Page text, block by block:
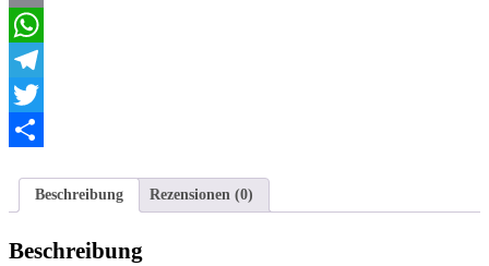
Email
WhatsApp
Telegram
Twitter
Beschreibung
Rezensionen (0)
Beschreibung